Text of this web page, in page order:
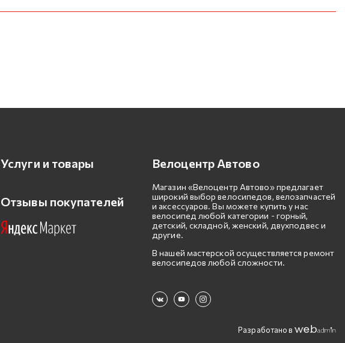
Услуги и товары
Отзывы покупателей
Велоцентр Автово
Магазин «Велоцентр Автово» предлагает
широкий выбор велосипедов, велозапчастей
и аксессуаров. Вы можете купить у нас
велосипед любой категории - горный,
детский, складной, женский, двухподвес и
другие.
В нашей мастерской осуществляется ремонт
велосипедов любой сложности.
Разработано в